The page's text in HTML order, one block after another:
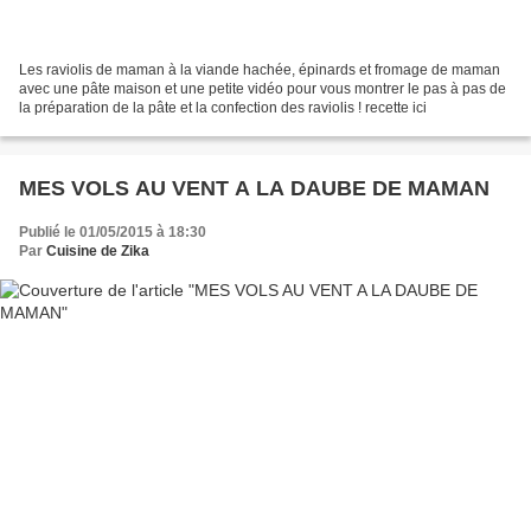
Les raviolis de maman à la viande hachée, épinards et fromage de maman
avec une pâte maison et une petite vidéo pour vous montrer le pas à pas de
la préparation de la pâte et la confection des raviolis ! recette ici
MES VOLS AU VENT A LA DAUBE DE MAMAN
Publié le 01/05/2015 à 18:30
Par Cuisine de Zika